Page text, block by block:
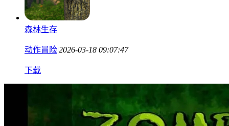
森林生存
动作冒险|2026-03-18 09:07:47
下载